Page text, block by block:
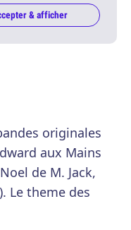
& afficher
originales
aux Mains
de M. Jack,
Le theme des